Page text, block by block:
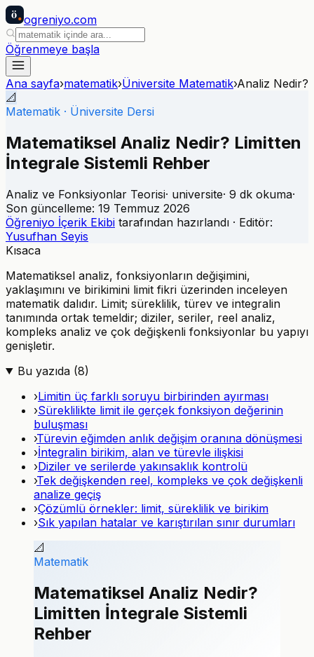
ö ogreniyo.com
Öğrenmeye başla
Ana sayfa›matematik›Üniversite Matematik›Analiz Nedir?
📐
Matematik · Üniversite Dersi
Matematiksel Analiz Nedir? Limitten
İntegrale Sistemli Rehber
Analiz ve Fonksiyonlar Teorisi· universite· 9 dk okuma·
Son güncelleme: 19 Temmuz 2026
Öğreniyo İçerik Ekibi tarafından hazırlandı · Editör:
Yusufhan Seyis
Kısaca
Matematiksel analiz, fonksiyonların değişimini,
yaklaşımını ve birikimini limit fikri üzerinden inceleyen
matematik dalıdır. Limit; süreklilik, türev ve integralin
tanımında ortak temeldir; diziler, seriler, reel analiz,
kompleks analiz ve çok değişkenli fonksiyonlar bu yapıyı
genişletir.
Bu yazıda (8)
›Limitin üç farklı soruyu birbirinden ayırması
›Süreklilikte limit ile gerçek fonksiyon değerinin
buluşması
›Türevin eğimden anlık değişim oranına dönüşmesi
›İntegralin birikim, alan ve türevle ilişkisi
›Diziler ve serilerde yakınsaklık kontrolü
›Tek değişkenden reel, kompleks ve çok değişkenli
analize geçiş
›Çözümlü örnekler: limit, süreklilik ve birikim
›Sık yapılan hatalar ve karıştırılan sınır durumları
📐
Matematik
Matematiksel Analiz Nedir?
Limitten İntegrale Sistemli
Rehber